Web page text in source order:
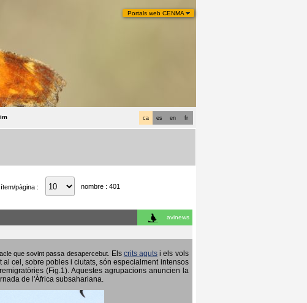
Portals web CENMA
fr
en
es
ca
ítem/pàgina : nombre : 401
avinews
que sovint passa desapercebut. Els crits aguts i els vols
cel, sobre pobles i ciutats, són especialment intensos
(Fig.1). Aquestes agrupacions anuncien la
de l'Àfrica subsahariana.